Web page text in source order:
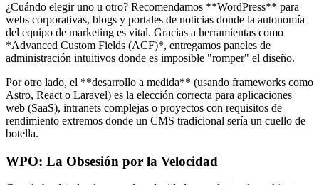
¿Cuándo elegir uno u otro? Recomendamos **WordPress** para
webs corporativas, blogs y portales de noticias donde la autonomía
del equipo de marketing es vital. Gracias a herramientas como
*Advanced Custom Fields (ACF)*, entregamos paneles de
administración intuitivos donde es imposible "romper" el diseño.
Por otro lado, el **desarrollo a medida** (usando frameworks como
Astro, React o Laravel) es la elección correcta para aplicaciones
web (SaaS), intranets complejas o proyectos con requisitos de
rendimiento extremos donde un CMS tradicional sería un cuello de
botella.
WPO: La Obsesión por la Velocidad